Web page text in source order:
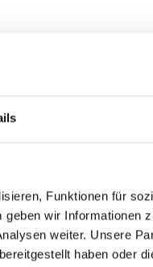
Funktionen für
wir Informationen
weiter. Unsere
haben oder